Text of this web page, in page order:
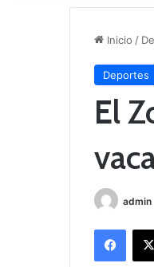
Inicio /
Deportes
El
admin